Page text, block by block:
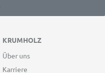
KRUMHOLZ
Über uns
Karriere